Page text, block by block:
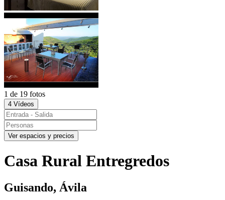
1 de 19 fotos
4 Vídeos
Ver espacios y precios
Casa Rural Entregredos
Guisando, Ávila